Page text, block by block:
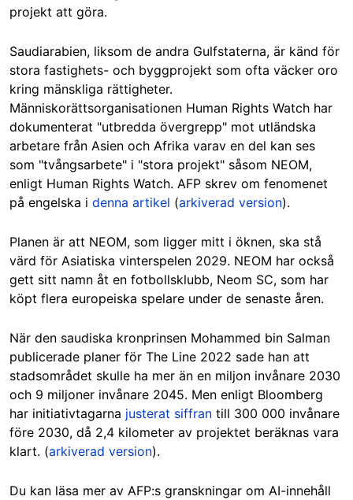
projekt att göra.
Saudiarabien, liksom de andra Gulfstaterna, är känd för
stora fastighets- och byggprojekt som ofta väcker oro
kring mänskliga rättigheter.
Människorättsorganisationen Human Rights Watch har
dokumenterat "utbredda övergrepp" mot utländska
arbetare från Asien och Afrika varav en del kan ses
som "tvångsarbete" i "stora projekt" såsom NEOM,
enligt Human Rights Watch. AFP skrev om fenomenet
på engelska i denna artikel (arkiverad version).
Planen är att NEOM, som ligger mitt i öknen, ska stå
värd för Asiatiska vinterspelen 2029. NEOM har också
gett sitt namn åt en fotbollsklubb, Neom SC, som har
köpt flera europeiska spelare under de senaste åren.
När den saudiska kronprinsen Mohammed bin Salman
publicerade planer för The Line 2022 sade han att
stadsområdet skulle ha mer än en miljon invånare 2030
och 9 miljoner invånare 2045. Men enligt Bloomberg
har initiativtagarna justerat siffran till 300 000 invånare
före 2030, då 2,4 kilometer av projektet beräknas vara
klart. (arkiverad version).
Du kan läsa mer av AFP:s granskningar om AI-innehåll